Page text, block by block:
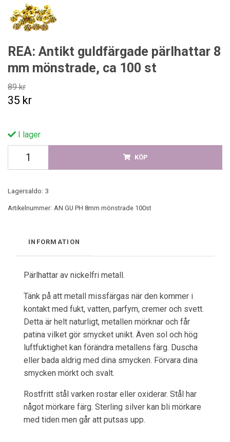
REA: Antikt guldfärgade pärlhattar 8
mm mönstrade, ca 100 st
89 kr
35 kr
I lager
KÖP
Lagersaldo: 3
Artikelnummer: AN GU PH 8mm mönstrade 100st
INFORMATION
Pärlhattar av nickelfri metall.
Tänk på att metall missfärgas när den kommer i
kontakt med fukt, vatten, parfym, cremer och svett.
Detta är helt naturligt, metallen mörknar och får
patina vilket gör smycket unikt. Även sol och hög
luftfuktighet kan förändra metallens färg. Duscha
eller bada aldrig med dina smycken. Förvara dina
smycken mörkt och svalt.
Rostfritt stål varken rostar eller oxiderar. Stål har
något mörkare färg. Sterling silver kan bli mörkare
med tiden men går att putsas upp.